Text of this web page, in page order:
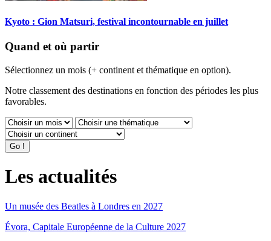
Kyoto : Gion Matsuri, festival incontournable en juillet
Quand et où partir
Sélectionnez un mois (+ continent et thématique en option).
Notre classement des destinations en fonction des périodes les plus
favorables.
Les actualités
Un musée des Beatles à Londres en 2027
Évora, Capitale Européenne de la Culture 2027